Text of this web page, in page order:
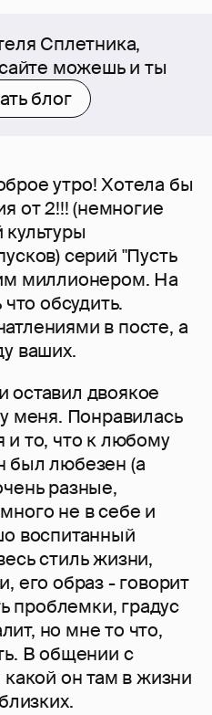
Сплетника,
можешь и ты
блог
утро! Хотела бы
от 2!!! (немногие
серий "Пусть
миллионером. На
обсудить.
в посте, а
ваших.
двоякое
меня. Понравилась
то, что к любому
был любезен (а
разные,
не в себе и
воспитанный
стиль жизни,
его образ - говорит
проблемки, градус
но мне то что,
В общении с
он там в жизни